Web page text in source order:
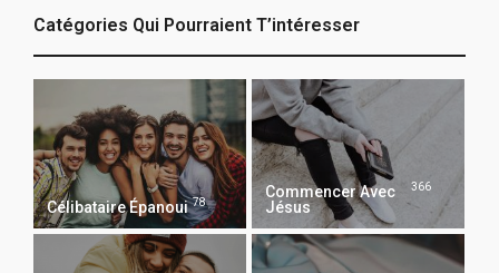
Catégories Qui Pourraient T’intéresser
Célibataire Épanoui 78
Commencer Avec
Jésus
366